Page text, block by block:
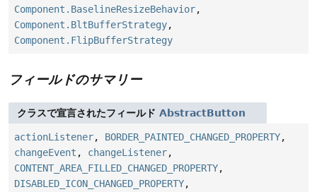
Component.BaselineResizeBehavior,
Component.BltBufferStrategy,
Component.FlipBufferStrategy
フィールドのサマリー
クラスで宣言されたフィールド AbstractButton
actionListener, BORDER_PAINTED_CHANGED_PROPERTY,
changeEvent , changeListener,
CONTENT_AREA_FILLED_CHANGED_PROPERTY,
DISABLED_ICON_CHANGED_PROPERTY,